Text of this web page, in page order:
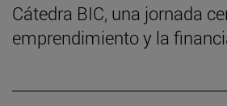
Cátedra BIC, una jornada
emprendimiento y la